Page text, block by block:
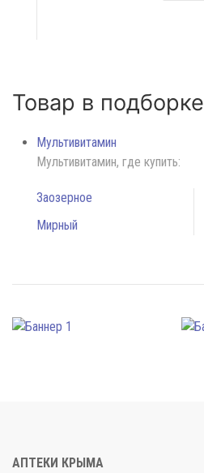
Товар в подборке
Мультивитамин
Мультивитамин, где купить:
Заозерное
Мирный
АПТЕКИ КРЫМА